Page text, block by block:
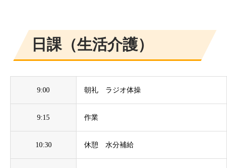
​日課（生活介護）
9:00 朝礼 ラジオ体操
9:15 作業
10:30 休憩 水分補給